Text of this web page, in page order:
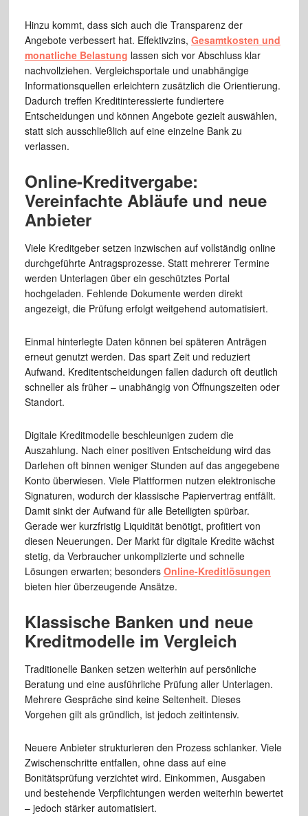
Hinzu kommt, dass sich auch die Transparenz der
Angebote verbessert hat. Effektivzins, Gesamtkosten und
monatliche Belastung lassen sich vor Abschluss klar
nachvollziehen. Vergleichsportale und unabhängige
Informationsquellen erleichtern zusätzlich die Orientierung.
Dadurch treffen Kreditinteressierte fundiertere
Entscheidungen und können Angebote gezielt auswählen,
statt sich ausschließlich auf eine einzelne Bank zu
verlassen.
Online-Kreditvergabe:
Vereinfachte Abläufe und neue
Anbieter
Viele Kreditgeber setzen inzwischen auf vollständig online
durchgeführte Antragsprozesse. Statt mehrerer Termine
werden Unterlagen über ein geschütztes Portal
hochgeladen. Fehlende Dokumente werden direkt
angezeigt, die Prüfung erfolgt weitgehend automatisiert.
Einmal hinterlegte Daten können bei späteren Anträgen
erneut genutzt werden. Das spart Zeit und reduziert
Aufwand. Kreditentscheidungen fallen dadurch oft deutlich
schneller als früher – unabhängig von Öffnungszeiten oder
Standort.
Digitale Kreditmodelle beschleunigen zudem die
Auszahlung. Nach einer positiven Entscheidung wird das
Darlehen oft binnen weniger Stunden auf das angegebene
Konto überwiesen. Viele Plattformen nutzen elektronische
Signaturen, wodurch der klassische Papiervertrag entfällt.
Damit sinkt der Aufwand für alle Beteiligten spürbar.
Gerade wer kurzfristig Liquidität benötigt, profitiert von
diesen Neuerungen. Der Markt für digitale Kredite wächst
stetig, da Verbraucher unkomplizierte und schnelle
Lösungen erwarten; besonders Online-Kreditlösungen
bieten hier überzeugende Ansätze.
Klassische Banken und neue
Kreditmodelle im Vergleich
Traditionelle Banken setzen weiterhin auf persönliche
Beratung und eine ausführliche Prüfung aller Unterlagen.
Mehrere Gespräche sind keine Seltenheit. Dieses
Vorgehen gilt als gründlich, ist jedoch zeitintensiv.
Neuere Anbieter strukturieren den Prozess schlanker. Viele
Zwischenschritte entfallen, ohne dass auf eine
Bonitätsprüfung verzichtet wird. Einkommen, Ausgaben
und bestehende Verpflichtungen werden weiterhin bewertet
– jedoch stärker automatisiert.